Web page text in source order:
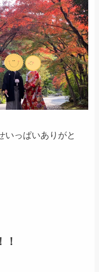
いっぱいありがと